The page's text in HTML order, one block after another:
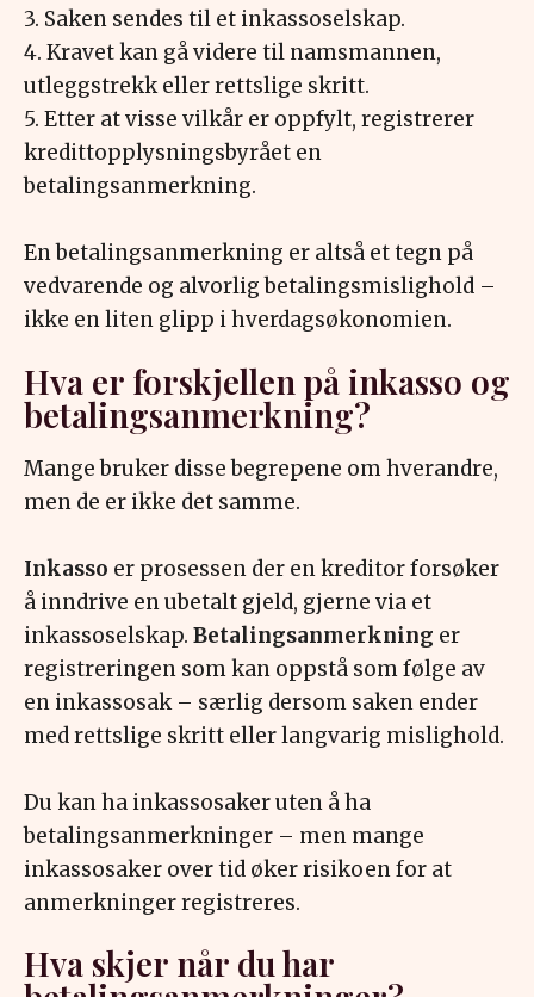
3. Saken sendes til et inkassoselskap.
4. Kravet kan gå videre til namsmannen,
utleggstrekk eller rettslige skritt.
5. Etter at visse vilkår er oppfylt, registrerer
kredittopplysningsbyrået en
betalingsanmerkning.
En betalingsanmerkning er altså et tegn på
vedvarende og alvorlig betalingsmislighold –
ikke en liten glipp i hverdagsøkonomien.
Hva er forskjellen på inkasso og
betalingsanmerkning?
Mange bruker disse begrepene om hverandre,
men de er ikke det samme.
Inkasso er prosessen der en kreditor forsøker
å inndrive en ubetalt gjeld, gjerne via et
inkassoselskap. Betalingsanmerkning er
registreringen som kan oppstå som følge av
en inkassosak – særlig dersom saken ender
med rettslige skritt eller langvarig mislighold.
Du kan ha inkassosaker uten å ha
betalingsanmerkninger – men mange
inkassosaker over tid øker risikoen for at
anmerkninger registreres.
Hva skjer når du har